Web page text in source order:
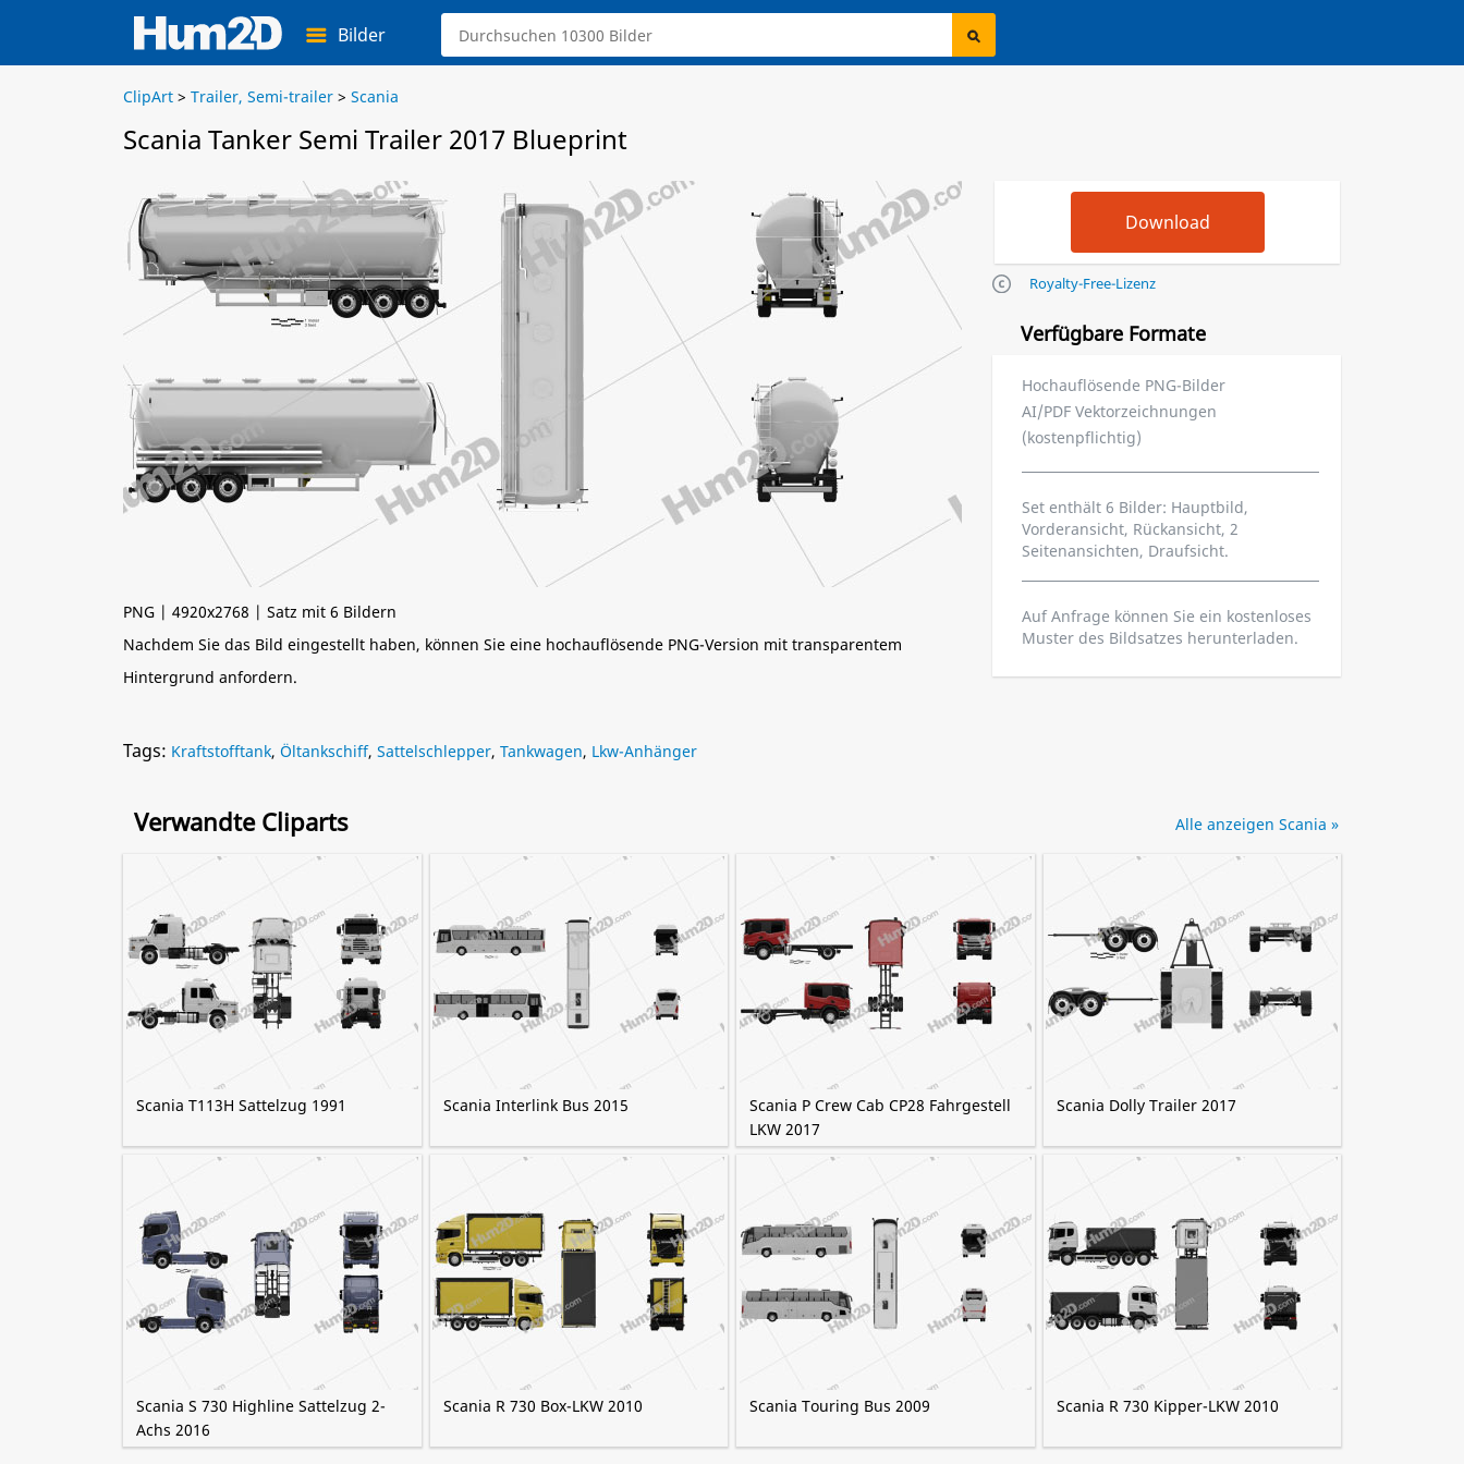
Bilder
ClipArt > Trailer, Semi-trailer > Scania
Scania Tanker Semi Trailer 2017 Blueprint
PNG | 4920x2768 | Satz mit 6 Bildern
Nachdem Sie das Bild eingestellt haben, können Sie eine hochauflösende PNG-Version mit transparentem
Hintergrund anfordern.
Royalty-Free-Lizenz
Verfügbare Formate
Hochauflösende PNG-Bilder
AI/PDF Vektorzeichnungen
(kostenpflichtig)
Set enthält 6 Bilder: Hauptbild,
Vorderansicht, Rückansicht, 2
Seitenansichten, Draufsicht.
Auf Anfrage können Sie ein kostenloses
Muster des Bildsatzes herunterladen.
Tags: Kraftstofftank, Öltankschiff, Sattelschlepper, Tankwagen, Lkw-Anhänger
Verwandte Cliparts
Scania T113H Sattelzug 1991 Scania Interlink Bus 2015
Scania P Crew Cab CP28 Fahrgestell
LKW 2017
Scania Dolly Trailer 2017
Scania S 730 Highline Sattelzug 2-
Achs 2016
Scania R 730 Box-LKW 2010 Scania Touring Bus 2009 Scania R 730 Kipper-LKW 2010
Alle anzeigen Scania »